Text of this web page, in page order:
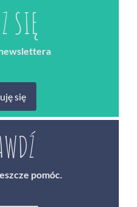
SIĘ
się
pomóc.